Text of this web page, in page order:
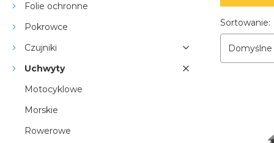
Folie ochronne
Pokrowce
Czujniki
Uchwyty
Motocyklowe
Morskie
Rowerowe
Lista
Sortowanie:
Domyślne